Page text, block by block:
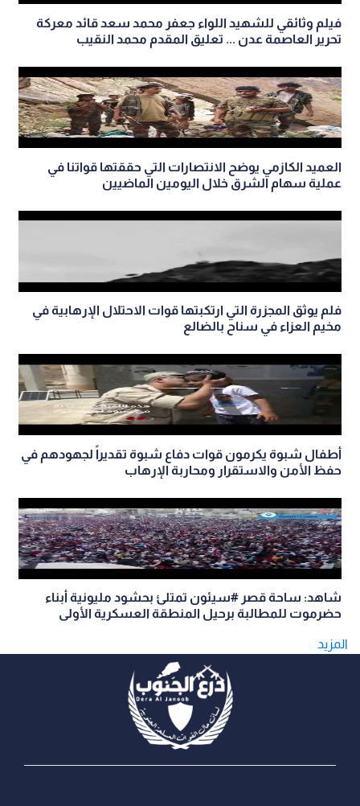
فيلم وثائقي للشهيد اللواء جعفر محمد سعد قائد معركة
تحرير العاصمة عدن ... تعليق المقدم محمد النقيب
العميد الكازمي يوضح الانتصارات التي حققتها قواتنا في
عملية سهام الشرق خلال اليومين الماضيين
فلم يوثق المجزرة التي ارتكبتها قوات الاحتلال الإرهابية في
مخيم العزاء في سناح بالضالع
أطفال شبوة يكرمون قوات دفاع شبوة تقديراً لجهودهم في
حفظ الأمن والاستقرار ومحاربة الإرهاب
شاهد: ساحة قصر #سيئون تمتلئ بحشود مليونية أبناء
حضرموت للمطالبة برحيل المنطقة العسكرية الأولى
المزيد